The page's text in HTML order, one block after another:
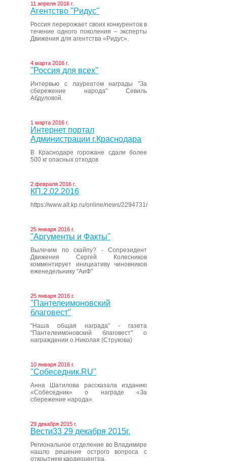
11 апреля 2016 г.
Агентство "Ридус"
Россия перерожает своих конкурентов в
течение одного поколения – эксперты
Движения для агентства «Ридус».
4 марта 2016 г.
"Россия для всех"
Интервью с лауреатом награды "За
сбережение народа" Севиль
Абдуловой.
1 марта 2016 г.
Интернет портал
Администрации г.Краснодара
В Краснодаре горожане сдали более
500 кг опасных отходов
2 февраля 2016 г.
КП.2.02.2016
https://www.alt.kp.ru/online/news/2294731/
25 января 2016 г.
"Аргументы и Факты"
Вылечим по скайпу? - Сопрезидент
Движения Сергей Колесников
комментирует инициативу чиновников
еженедельнику "АиФ"
25 января 2016 г.
"Пантелеимоновский
благовест"
"Наша общая награда" - газета
"Пантелеимоновский благовест" о
награждении о.Николая (Струкова)
10 января 2016 г.
"Собеседник.RU"
Анна Шатилова рассказала изданию
«Собеседник» о награде «За
сбережение народа».
29 декабря 2015 г.
Вести33 29 декабря 2015г.
Региональное отделение во Владимире
нашло решение острого вопроса с
открытием кардиоцентра.